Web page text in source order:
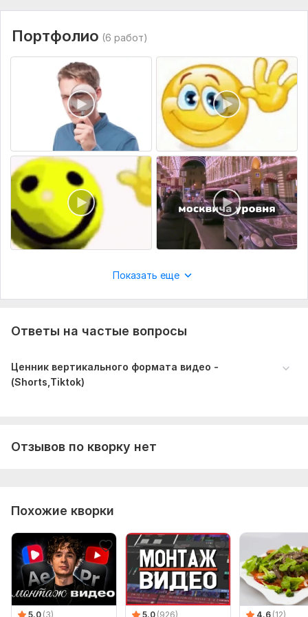
Объем услуги в кворке:
Портфолио (6 работ)
Показать еще
Ответы на частые вопросы
Ценник вертикального формата видео -
(Shorts,Tiktok)
Отзывов по кворку нет
Похожие кворки
5.0 (3) 5.0 (926) 4.6 (12)